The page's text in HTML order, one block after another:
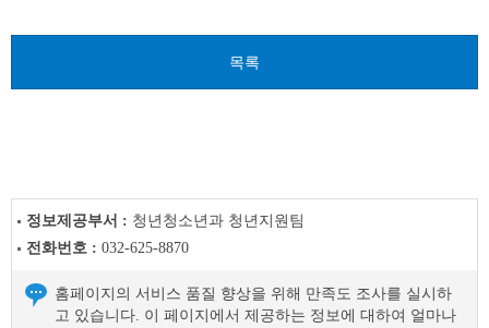
글
목록
정보제공부서 : 청년청소년과 청년지원팀
전화번호 : 032-625-8870
홈페이지의 서비스 품질 향상을 위해 만족도 조사를 실시하
고 있습니다. 이 페이지에서 제공하는 정보에 대하여 얼마나